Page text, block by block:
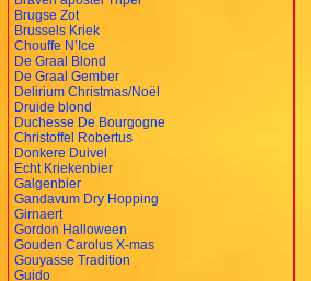
Brugse Zot
Brussels Kriek
Chouffe N’Ice
De Graal Blond
De Graal Gember
Delirium Christmas/Noël
Druide blond
Duchesse De Bourgogne
Christoffel Robertus
Donkere Duivel
Echt Kriekenbier
Galgenbier
Gandavum Dry Hopping
Girnaert
Gordon Halloween
Gouden Carolus X-mas
Gouyasse Tradition
Guido